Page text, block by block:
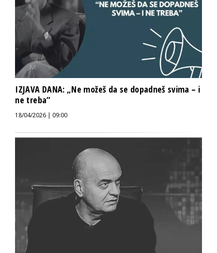
IZJAVA DANA: „Ne možeš da se dopadneš svima – i
ne treba“
18/04/2026 | 09:00